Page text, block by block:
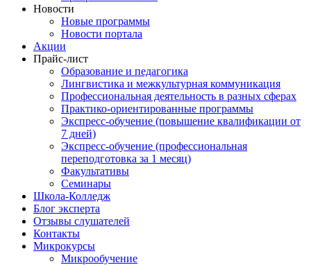
Новости
Новые программы
Новости портала
Акции
Прайс-лист
Образование и педагогика
Лингвистика и межкультурная коммуникация
Профессиональная деятельность в разных сферах
Практико-ориентированные программы
Экспресс-обучение (повышение квалификации от
7 дней)
Экспресс-обучение (профессиональная
переподготовка за 1 месяц)
Факультативы
Семинары
Школа-Колледж
Блог эксперта
Отзывы слушателей
Контакты
Микрокурсы
Микрообучение